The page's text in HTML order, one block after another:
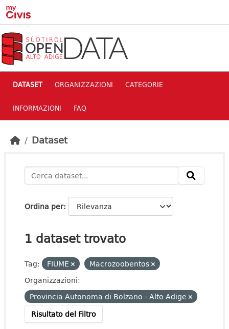
Skip to main content
DATASET ORGANIZZAZIONI CATEGORIE
INFORMAZIONI FAQ
Dataset
Ordina per
1 dataset trovato
Tag: FIUME
Macrozoobentos
Organizzazioni:
Provincia Autonoma di Bolzano - Alto Adige
Risultato del Filtro